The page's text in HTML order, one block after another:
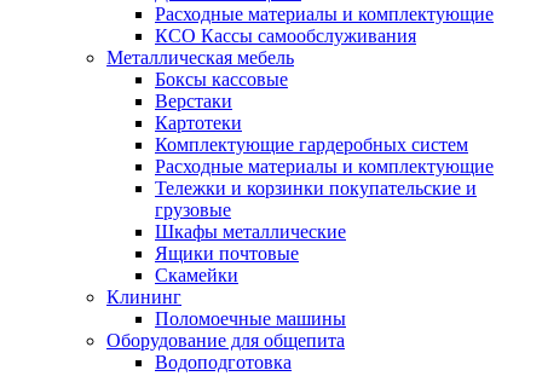
Расходные материалы и комплектующие
КСО Кассы самообслуживания
Металлическая мебель
Боксы кассовые
Верстаки
Картотеки
Комплектующие гардеробных систем
Расходные материалы и комплектующие
Тележки и корзинки покупательские и
грузовые
Шкафы металлические
Ящики почтовые
Скамейки
Клининг
Поломоечные машины
Оборудование для общепита
Водоподготовка